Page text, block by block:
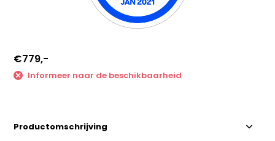
€779,-
Informeer naar de beschikbaarheid
Productomschrijving